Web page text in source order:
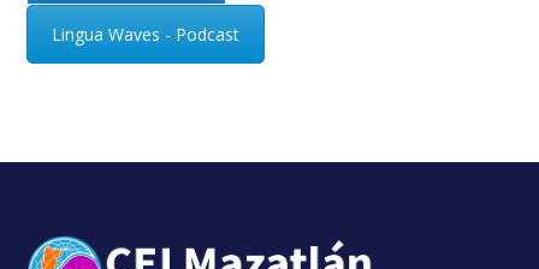
Lingua Waves - Podcast